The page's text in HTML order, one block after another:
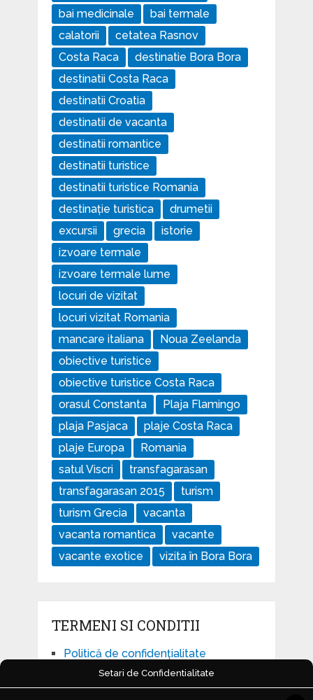
bai medicinale
bai termale
calatorii
cetatea Rasnov
Costa Raca
destinatie Bora Bora
destinatii Costa Raca
destinatii Croatia
destinatii de vacanta
destinatii romantice
destinatii turistice
destinatii turistice Romania
destinație turistica
drumetii
excursii
grecia
istorie
izvoare termale
izvoare termale lume
locuri de vizitat
locuri vizitat Romania
mancare italiana
Noua Zeelanda
obiective turistice
obiective turistice Costa Raca
orasul Constanta
Plaja Flamingo
plaja Pasjaca
plaje Costa Raca
plaje Europa
Romania
satul Viscri
transfagarasan
transfagarasan 2015
turism
turism Grecia
vacanta
vacanta romantica
vacante
vacante exotice
vizita în Bora Bora
TERMENI SI CONDITII
Politică de confidențialitate
Politică privind fișierele cookies
Setari de Confidentialitate